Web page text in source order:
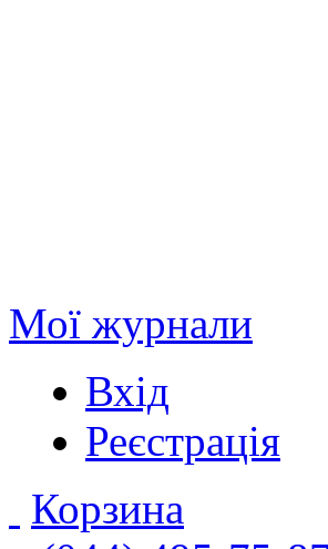
Мої журнали
Вхід
Реєстрація
Корзина